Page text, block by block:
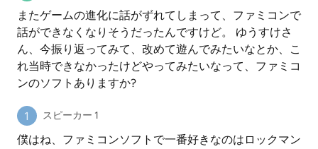
またゲームの進化に話がずれてしまって、ファミコンで
話ができなくなりそうだったんですけど。 ゆうすけさ
ん、今振り返ってみて、改めて遊んでみたいなとか、こ
れ当時できなかったけどやってみたいなって、ファミコ
ンのソフトありますか?
スピーカー 1
僕はね、ファミコンソフトで一番好きなのはロックマン